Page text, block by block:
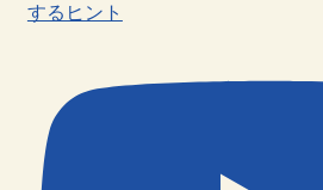
するヒント